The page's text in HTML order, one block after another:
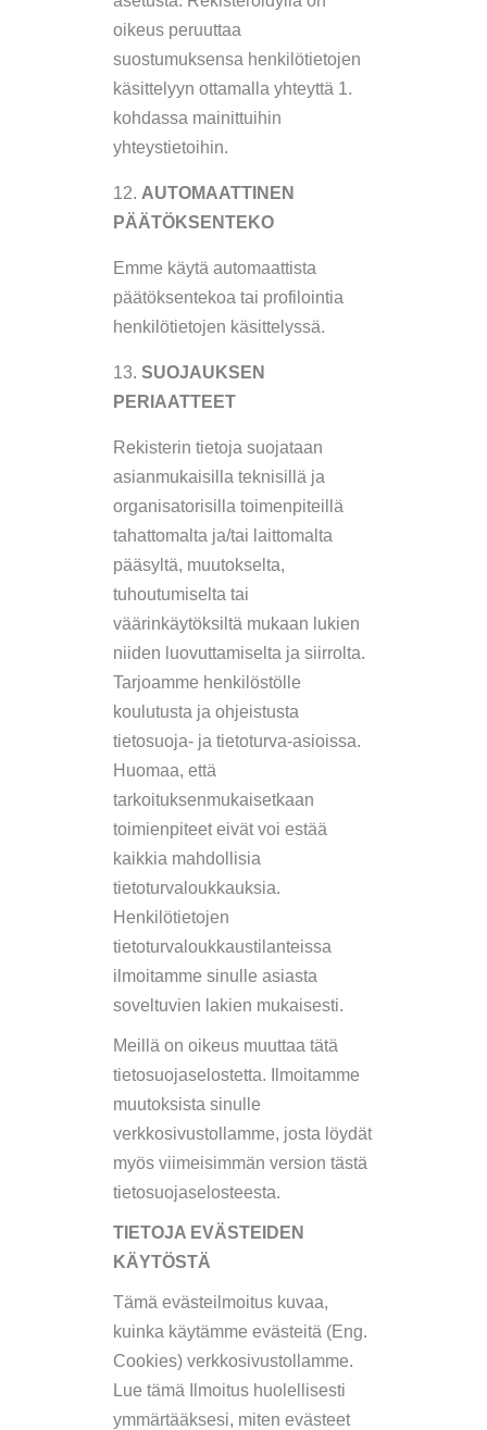
oikeus peruuttaa
suostumuksensa henkilötietojen
käsittelyyn ottamalla yhteyttä 1.
kohdassa mainittuihin
yhteystietoihin.
AUTOMAATTINEN
PÄÄTÖKSENTEKO
Emme käytä automaattista
päätöksentekoa tai profilointia
henkilötietojen käsittelyssä.
SUOJAUKSEN
PERIAATTEET
Rekisterin tietoja suojataan
asianmukaisilla teknisillä ja
organisatorisilla toimenpiteillä
tahattomalta ja/tai laittomalta
pääsyltä, muutokselta,
tuhoutumiselta tai
väärinkäytöksiltä mukaan lukien
niiden luovuttamiselta ja siirrolta.
Tarjoamme henkilöstölle
koulutusta ja ohjeistusta
tietosuoja- ja tietoturva-asioissa.
Huomaa, että
tarkoituksenmukaisetkaan
toimienpiteet eivät voi estää
kaikkia mahdollisia
tietoturvaloukkauksia.
Henkilötietojen
tietoturvaloukkaustilanteissa
ilmoitamme sinulle asiasta
soveltuvien lakien mukaisesti.
Meillä on oikeus muuttaa tätä
tietosuojaselostetta. Ilmoitamme
muutoksista sinulle
verkkosivustollamme, josta löydät
myös viimeisimmän version tästä
tietosuojaselosteesta.
TIETOJA EVÄSTEIDEN
KÄYTÖSTÄ
Tämä evästeilmoitus kuvaa,
kuinka käytämme evästeitä (Eng.
Cookies) verkkosivustollamme.
Lue tämä Ilmoitus huolellisesti
ymmärtääksesi, miten evästeet